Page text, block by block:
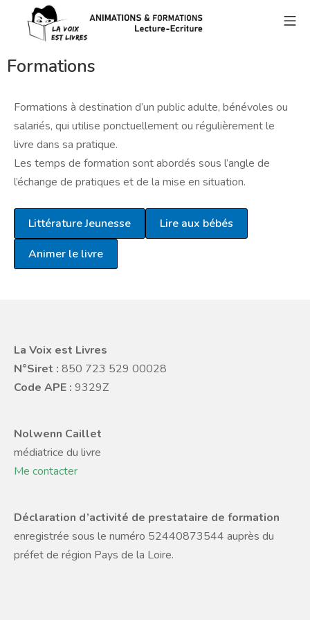
La Voix est Livres
Formations
Formations à destination d’un public adulte, bénévoles ou
salariés, qui utilise ponctuellement ou régulièrement le
livre dans sa pratique.
Les temps de formation sont abordés sous l’angle de
l’échange de pratiques et de la mise en situation.
Littérature Jeunesse
Lire aux bébés
Animer le livre
La Voix est Livres
N°Siret : 850 723 529 00028
Code APE : 9329Z
Nolwenn Caillet
médiatrice du livre
Me contacter
Déclaration d’activité de prestataire de formation
enregistrée sous le numéro 52440873544 auprès du
préfet de région Pays de la Loire.